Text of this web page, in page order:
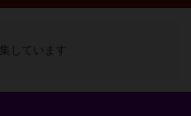
しています